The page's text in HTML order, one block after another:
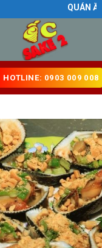
QUÁN ĂN
HOTLINE: 0903 009 008